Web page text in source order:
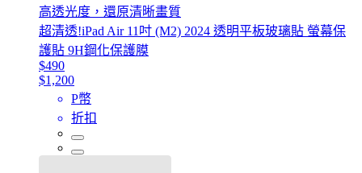
高透光度，還原清晰畫質
超清透!iPad Air 11吋 (M2) 2024 透明平板玻璃貼 螢幕保
護貼 9H鋼化保護膜
$490
$1,200
P幣
折扣